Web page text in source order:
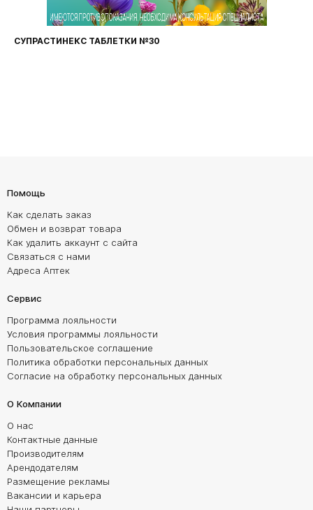
СУПРАСТИНЕКС ТАБЛЕТКИ №30
Помощь
Как сделать заказ
Обмен и возврат товара
Как удалить аккаунт с сайта
Связаться с нами
Адреса Аптек
Сервис
Программа лояльности
Условия программы лояльности
Пользовательское соглашение
Политика обработки персональных данных
Согласие на обработку персональных данных
О Компании
О нас
Контактные данные
Производителям
Арендодателям
Размещение рекламы
Вакансии и карьера